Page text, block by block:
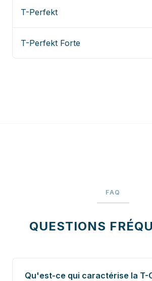
T-Perfekt
T-Perfekt Forte
FAQ
QUESTIONS
Qu'est-ce qui caractérise la T-